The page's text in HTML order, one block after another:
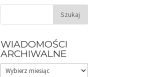
WIADOMOŚCI
ARCHIWALNE
Wiadomości